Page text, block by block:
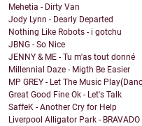
Mehetia - Dirty Van
Jody Lynn - Dearly Departed
Nothing Like Robots - i gotchu
JBNG - So Nice
JENNY & ME - Tu m'as tout donné
Millennial Daze - Migth Be Easier
MP GREY - Let The Music
Great Good Fine Ok - Let's Talk
SaffeK - Another Cry for Help
Liverpool Alligator Park - BRAVADO